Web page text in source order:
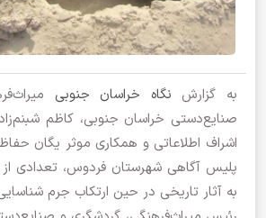
به گزارش نگاه خراسان جنوبی
صنایع‌دستی خراسان جنوبی، کاظم
اشراف اطلاعاتی و همکاری موثر یگان
پلیس آگاهی شهرستان فردوس، تعدادی از
به آثار تاریخی در حین ارتکاب جرم